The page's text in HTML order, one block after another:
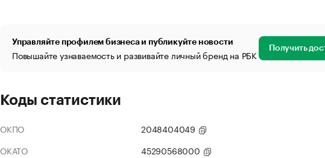
Управляйте профилем бизнеса и публикуйте новости
Повышайте узнаваемость и развивайте личный бренд на РБК Получить
Коды статистики
ОКПО
2048404049
ОКАТО
45290568000